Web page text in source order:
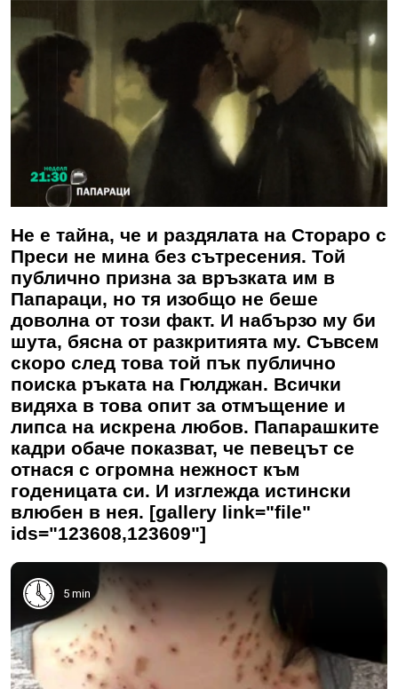
Не е тайна, че и раздялата на Стораро с
Преси не мина без сътресения. Той
публично призна за връзката им в
Папараци, но тя изобщо не беше
доволна от този факт. И набързо му би
шута, бясна от разкритията му. Съвсем
скоро след това той пък публично
поиска ръката на Гюлджан. Всички
видяха в това опит за отмъщение и
липса на искрена любов. Папарашките
кадри обаче показват, че певецът се
отнася с огромна нежност към
годеницата си. И изглежда истински
влюбен в нея. [gallery link="file"
ids="123608,123609"]
5 min